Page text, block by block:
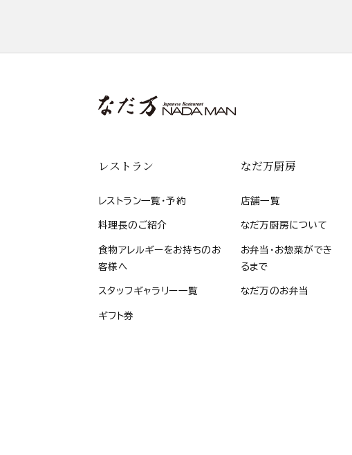
レストラン
レストラン一覧・予約
料理長のご紹介
食物アレルギーをお持ちのお
客様へ
スタッフギャラリー一覧
ギフト券
なだ万厨房
店舗一覧
なだ万厨房について
お弁当・お惣菜ができ
るまで
なだ万のお弁当